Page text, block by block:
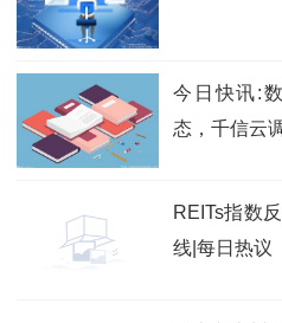
今日快讯:
态，千信云
REITs指数
线|每日热议